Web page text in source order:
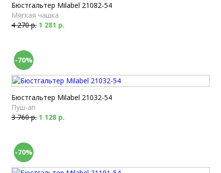
Бюстгальтер Milabel 21082-54
Мягкая чашка
4 270 р. 1 281 р.
-70%
Бюстгальтер Milabel 21032-54
Пуш-ап
3 760 р. 1 128 р.
-70%